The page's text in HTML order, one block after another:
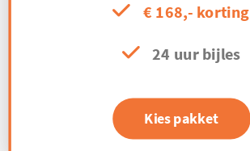
€ 168,- korting
24 uur bijles
Kies pakket